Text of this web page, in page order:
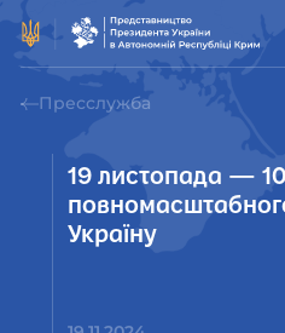
Пресслужба
19 листопада —
Україну